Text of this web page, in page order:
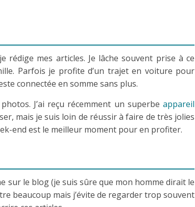
rédige mes articles. Je lâche souvent prise à ce
Parfois je profite d’un trajet en voiture pour
connectée en somme sans plus.
J’ai reçu récemment un superbe appareil
mais je suis loin de réussir à faire de très jolies
end est le meilleur moment pour en profiter.
sur le blog (je suis sûre que mon homme dirait le
beaucoup mais j’évite de regarder trop souvent